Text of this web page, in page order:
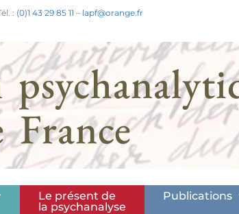
: (0)1 43 29 85 11 – lapf@orange.fr
France
Le présent de
la psychanalyse
Publications